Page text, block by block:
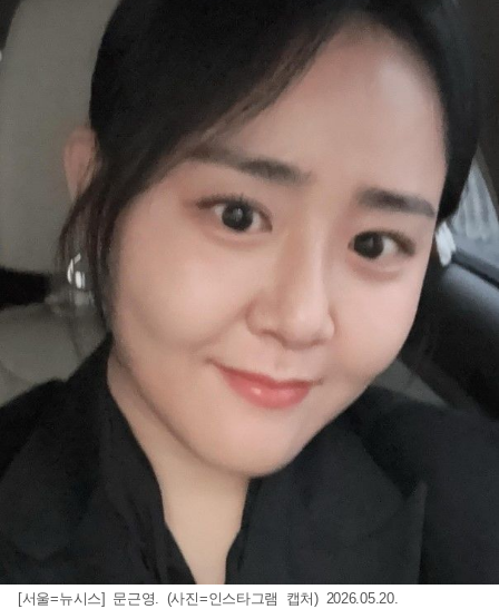
[서울=뉴시스] 문근영. (사진=인스타그램 캡처) 2026.05.20.